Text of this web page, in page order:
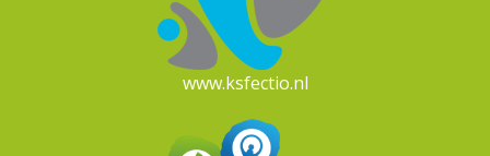
www.ksfectio.nl